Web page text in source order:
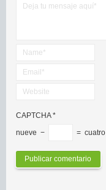
CAPTCHA*
nueve − = cuatro